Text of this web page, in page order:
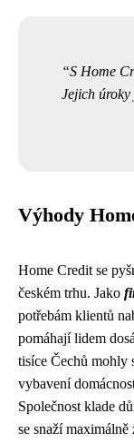
S Home
Jejich úroky
Výhody
Home Credit se
českém trhu. Jako
potřebám klientů
pomáhají lidem
tisíce Čechů mohly
vybavení
Společnost klade
se snaží